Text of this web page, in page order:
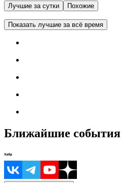
Лучшие за сутки Похожие
Показать лучшие за всё время
Ближайшие события